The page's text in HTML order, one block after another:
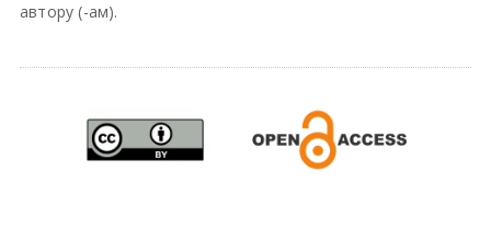
автору (-ам).